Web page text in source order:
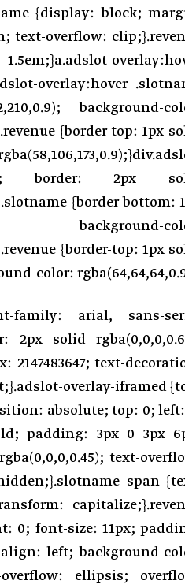
{display: block;
text-overflow:
overlay:hover
background-
{border-top: 1px
border: 2px
{border-bottom:
background-
{border-top: 1px
color:
family: arial, sans-
2px solid
text-
overlay-iframed
absolute; top: 0;
padding: 3px 0 3px
text-
span
0; font-size: 11px;
left; background-
ellipsis;